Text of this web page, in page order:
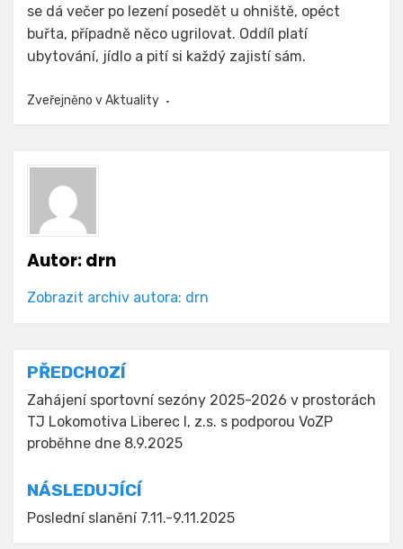
se dá večer po lezení posedět u ohniště, opéct
buřta, případně něco ugrilovat. Oddíl platí
ubytování, jídlo a pití si každý zajistí sám.
Zveřejněno vAktuality
Autor:drn
Zobrazit archiv autora: drn
Navigace
pro
příspěvek
PŘEDCHOZÍ
Zahájení sportovní sezóny 2025-2026 v prostorách
TJ Lokomotiva Liberec I, z.s. s podporou VoZP
proběhne dne 8.9.2025
NÁSLEDUJÍCÍ
Poslední slanění 7.11.-9.11.2025